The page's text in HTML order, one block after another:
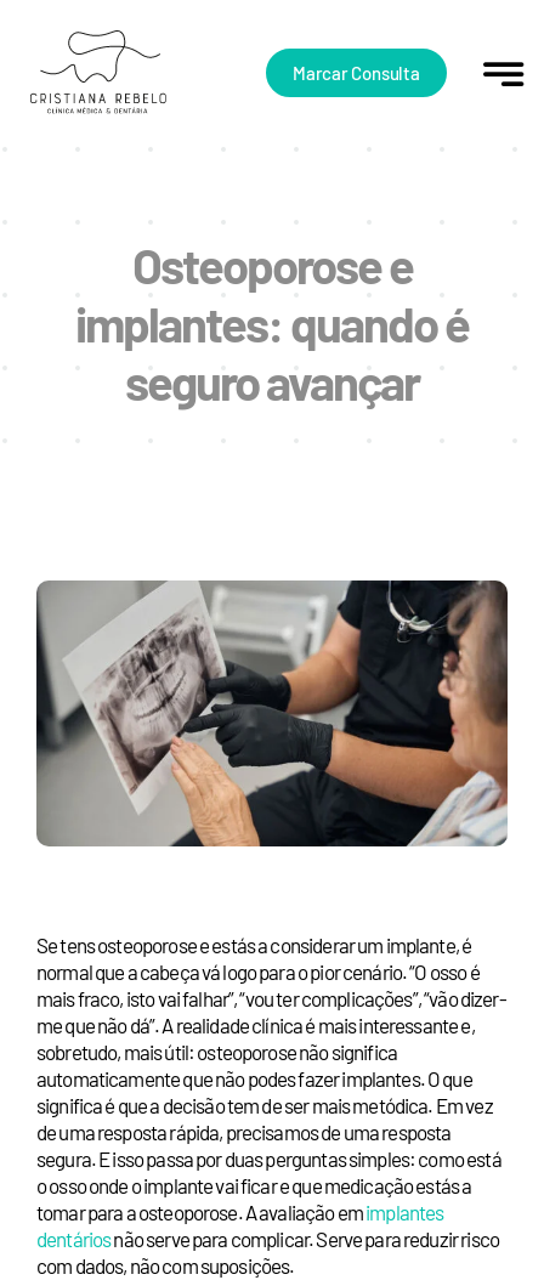
content
Marcar Consulta
Osteoporose e
implantes: quando é
seguro avançar
Se tens osteoporose e estás a considerar um implante, é
normal que a cabeça vá logo para o pior cenário. “O osso é
mais fraco, isto vai falhar”, “vou ter complicações”, “vão dizer-
me que não dá”. A realidade clínica é mais interessante e,
sobretudo, mais útil: osteoporose não significa
automaticamente que não podes fazer implantes. O que
significa é que a decisão tem de ser mais metódica. Em vez
de uma resposta rápida, precisamos de uma resposta
segura. E isso passa por duas perguntas simples: como está
o osso onde o implante vai ficar e que medicação estás a
tomar para a osteoporose. A avaliação emimplantes
dentáriosnão serve para complicar. Serve para reduzir risco
com dados, não com suposições.